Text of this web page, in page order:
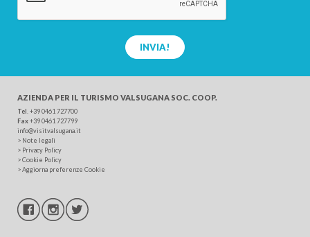
INVIA!
AZIENDA PER IL TURISMO VALSUGANA SOC. COOP.
Tel +39 0461 727700
Fax+39 0461 727799
info@visitvalsugana.it
> Note legali
> Privacy Policy
>Cookie Policy
>Aggiorna preferenze Cookie